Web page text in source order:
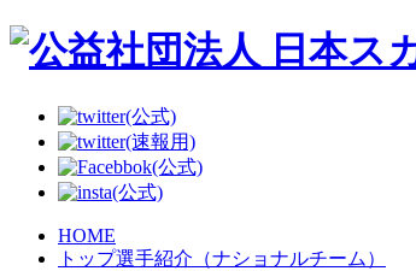
(公式)
(速報用)
(公式)
(公式)
HOME
トップ選手紹介（ナショナルチーム）